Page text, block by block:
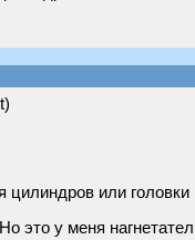
цилиндров или
это у меня